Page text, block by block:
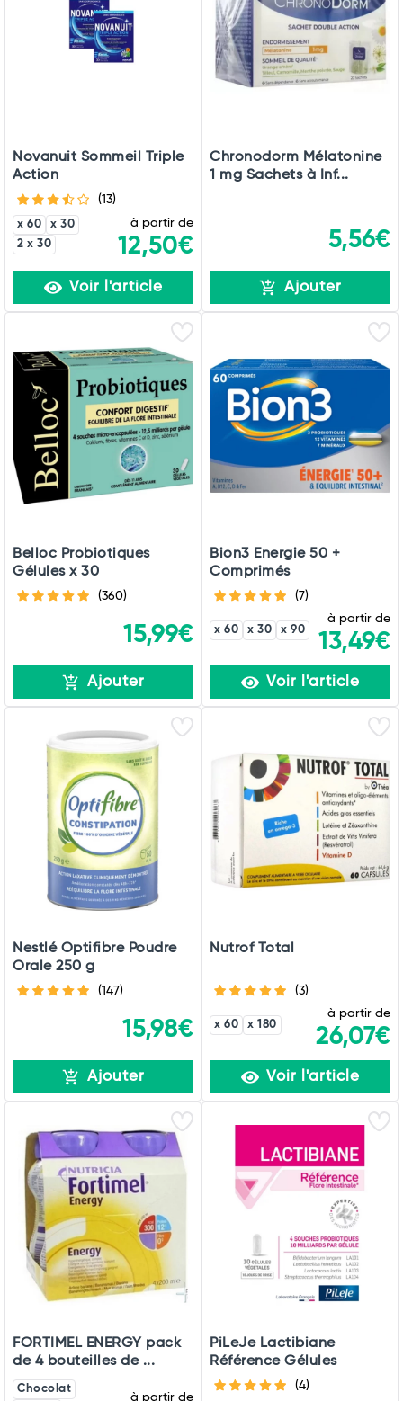
Novanuit Sommeil Triple
Action
(13)
x 60
x 30
2 x 30
à partir de
12,50€
Voir l'article
Chronodorm Mélatonine
1 mg Sachets à Inf...
5,56€
Ajouter
Belloc Probiotiques
Gélules x 30
(360)
15,99€
Ajouter
Bion3 Energie 50 +
Comprimés
(7)
x 60 x 30 x 90
à partir de
13,49€
Voir l'article
Nestlé Optifibre Poudre
Orale 250 g
(147)
15,98€
Ajouter
Nutrof Total
(3)
x 60 x 180
à partir de
26,07€
Voir l'article
FORTIMEL ENERGY pack
de 4 bouteilles de ...
Chocolat
à partir de
PiLeJe Lactibiane
Référence Gélules
(4)